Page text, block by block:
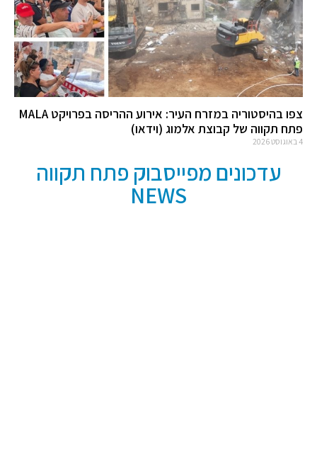
צפו בהיסטוריה במזרח העיר: אירוע ההריסה בפרויקט MALA
פתח תקווה של קבוצת אלמוג (וידאו)
4 באוגוסט 2026
עדכונים מפייסבוק פתח תקווה
NEWS